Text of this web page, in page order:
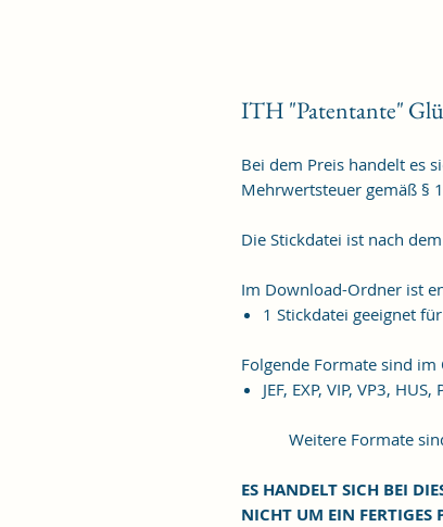
ITH "Patentante"
Bei dem Preis handelt es
Mehrwertsteuer gemäß §
Die Stickdatei ist nach
Im Download-Ordner ist
1 Stickdatei geeignet
Folgende Formate sind
JEF, EXP, VIP, VP3, HUS,
Weitere Formate sind
ES HANDELT SICH BEI
NICHT UM EIN FERTIGES